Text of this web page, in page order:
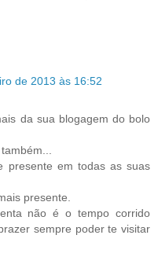
de 2013 às 16:52
da sua blogagem do bolo
presente em todas as suas
presente.
não é o tempo corrido
sempre poder te visitar